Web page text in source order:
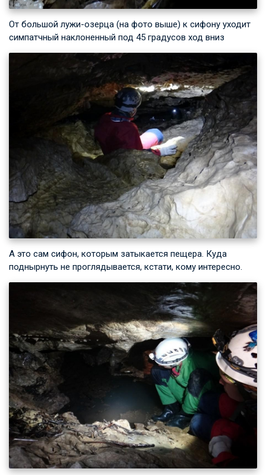
От большой лужи-озерца (на фото выше) к сифону уходит
симпатчный наклоненный под 45 градусов ход вниз
А это сам сифон, которым затыкается пещера. Куда
поднырнуть не проглядывается, кстати, кому интересно.